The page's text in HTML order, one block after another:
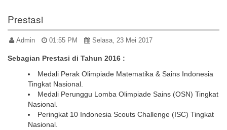
Prestasi
Admin 01:55 PM Selasa, 23 Mei 2017
Sebagian Prestasi di Tahun 2016 :
Medali Perak Olimpiade Matematika & Sains Indonesia
Tingkat Nasional.
Medali Perunggu Lomba Olimpiade Sains (OSN) Tingkat
Nasional.
Peringkat 10 Indonesia Scouts Challenge (ISC) Tingkat
Nasional.